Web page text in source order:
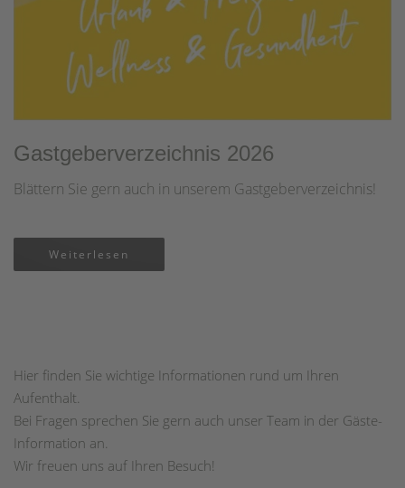
Gastgeberverzeichnis 2026
Blättern Sie gern auch in unserem Gastgeberverzeichnis!
Weiterlesen
Hier finden Sie wichtige Informationen rund um Ihren
Aufenthalt.
Bei Fragen sprechen Sie gern auch unser Team in der Gäste-
Information an.
Wir freuen uns auf Ihren Besuch!